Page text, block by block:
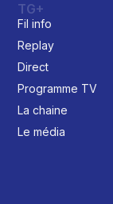
TG+
Fil info
Replay
Direct
Programme TV
La chaine
Le média